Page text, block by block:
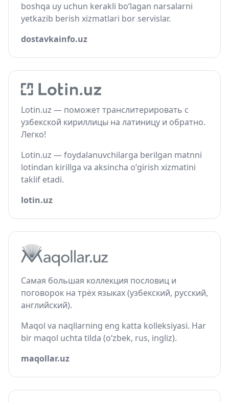
boshqa uy uchun kerakli bo‘lagan narsalarni
yetkazib berish xizmatlari bor servislar.
dostavkainfo.uz
Lotin.uz — поможет транслитерировать с
узбекской кириллицы на латиницу и обратно.
Легко!
Lotin.uz — foydalanuvchilarga berilgan matnni
lotindan kirillga va aksincha o‘girish xizmatini
taklif etadi.
lotin.uz
Самая большая коллекция пословиц и
поговорок на трёх языках (узбекский, русский,
английский).
Maqol va naqllarning eng katta kolleksiyasi. Har
bir maqol uchta tilda (o‘zbek, rus, ingliz).
maqollar.uz